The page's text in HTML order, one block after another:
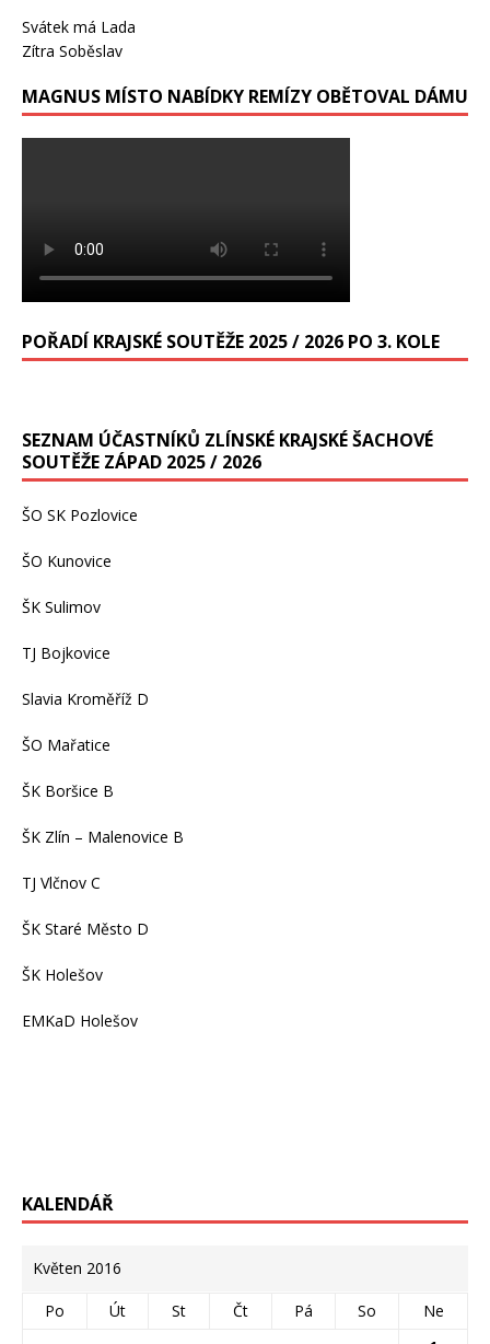
Svátek má Lada
Zítra Soběslav
MAGNUS MÍSTO NABÍDKY REMÍZY OBĚTOVAL DÁMU
POŘADÍ KRAJSKÉ SOUTĚŽE 2025 / 2026 PO 3. KOLE
SEZNAM ÚČASTNÍKŮ ZLÍNSKÉ KRAJSKÉ ŠACHOVÉ
SOUTĚŽE ZÁPAD 2025 / 2026
ŠO SK Pozlovice
ŠO Kunovice
ŠK Sulimov
TJ Bojkovice
Slavia Kroměříž D
ŠO Mařatice
ŠK Boršice B
ŠK Zlín – Malenovice B
TJ Vlčnov C
ŠK Staré Město D
ŠK Holešov
EMKaD Holešov
KALENDÁŘ
Květen 2016
Po Út St Čt Pá So
Ne